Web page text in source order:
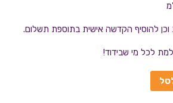
וכן להוסיף הקדשה אישית בתוספת תשלום.
לכל מי שבידוד!